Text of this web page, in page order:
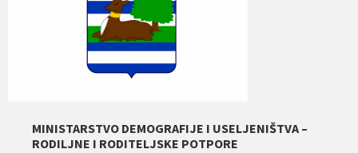
MINISTARSTVO DEMOGRAFIJE I USELJENIŠTVA –
RODILJNE I RODITELJSKE POTPORE